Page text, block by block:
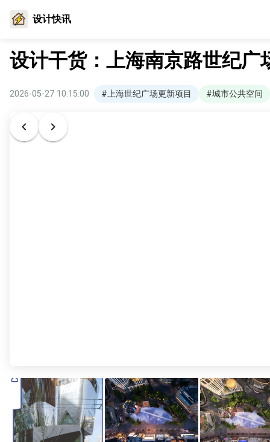
设计快讯
设计干货：上海南京路世纪广
2026-05-27 10:15:00 #上海世纪广场更新项目 #城市公共空间